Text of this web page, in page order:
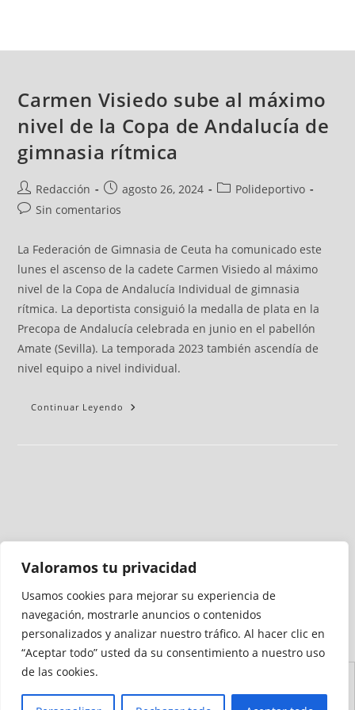
Valoramos tu privacidad
Usamos cookies para mejorar su experiencia de
navegación, mostrarle anuncios o contenidos
personalizados y analizar nuestro tráfico. Al hacer clic en
“Aceptar todo” usted da su consentimiento a nuestro uso
de las cookies.
Carmen Visiedo sube al máximo
nivel de la Copa de Andalucía de
gimnasia rítmica
Redacción agosto 26, 2024
Polideportivo
Sin comentarios
La Federación de Gimnasia de Ceuta ha comunicado este
lunes el ascenso de la cadete Carmen Visiedo al máximo
nivel de la Copa de Andalucía Individual de gimnasia
rítmica. La deportista consiguió la medalla de plata en la
Precopa de Andalucía celebrada en junio en el pabellón
Amate (Sevilla). La temporada 2023 también ascendía de
nivel equipo a nivel individual.
Continuar Leyendo
Medio auditado por